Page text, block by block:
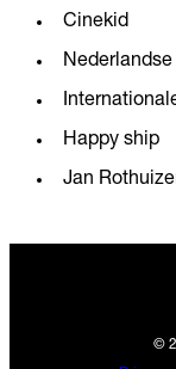
Cinekid
Nederlandse
Happy ship
Jan
©